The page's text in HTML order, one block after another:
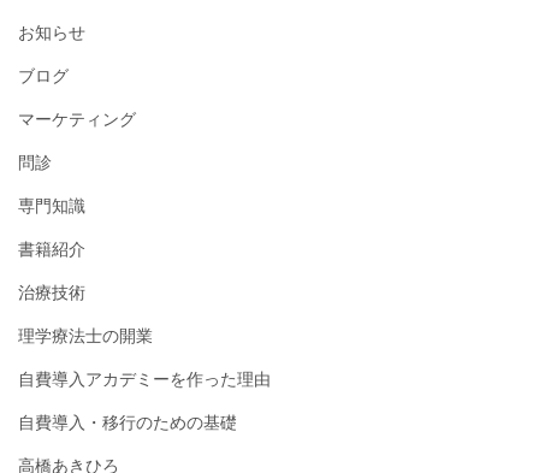
お知らせ
ブログ
マーケティング
問診
専門知識
書籍紹介
治療技術
理学療法士の開業
自費導入アカデミーを作った理由
自費導入・移行のための基礎
高橋あきひろ